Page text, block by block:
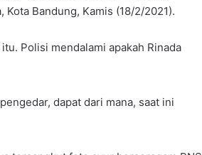
Bandung, Kamis (18/2/2021).
Polisi mendalami apakah Rinada
dapat dari mana, saat ini